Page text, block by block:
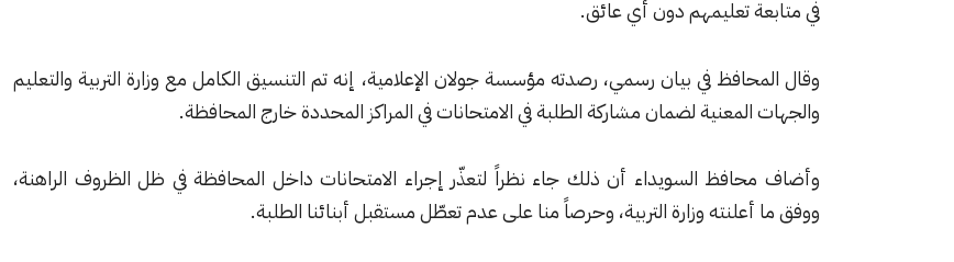
في متابعة تعليمهم دون أي عائق.
وقال المحافظ في بيان رسمي، رصدته مؤسسة جولان الإعلامية، إنه تم التنسيق الكامل مع وزارة التربية والتعليم
والجهات المعنية لضمان مشاركة الطلبة في الامتحانات في المراكز المحددة خارج المحافظة.
وأضاف محافظ السويداء أن ذلك جاء نظراً لتعذّر إجراء الامتحانات داخل المحافظة في ظل الظروف الراهنة،
ووفق ما أعلنته وزارة التربية، وحرصاً منا على عدم تعطّل مستقبل أبنائنا الطلبة.